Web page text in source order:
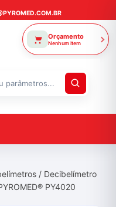
Orçamento
Nenhum item
/ Decibelímetro
PY4020